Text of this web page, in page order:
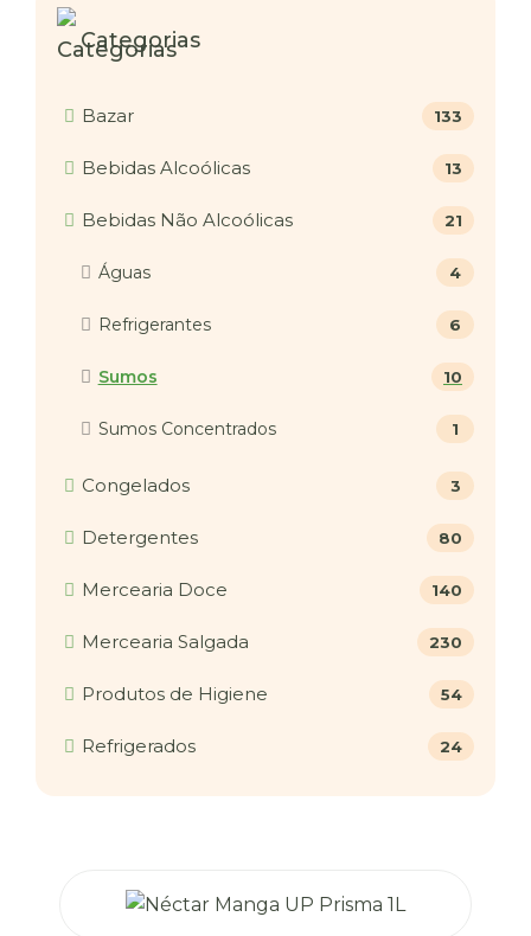
Categorias
Bazar 133
Bebidas Alcoólicas 13
Bebidas Não Alcoólicas 21
Águas 4
Refrigerantes 6
Sumos 10
Sumos Concentrados 1
Congelados 3
Detergentes 80
Mercearia Doce 140
Mercearia Salgada 230
Produtos de Higiene 54
Refrigerados 24